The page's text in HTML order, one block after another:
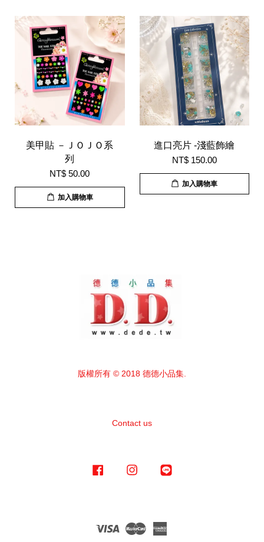
美甲貼 －ＪＯＪＯ系
列
NT$ 50.00
加入購物車
進口亮片 -淺藍飾繪
NT$ 150.00
加入購物車
版權所有 © 2018 德德小品集.
Contact us
Facebook Instagram
Visa Master